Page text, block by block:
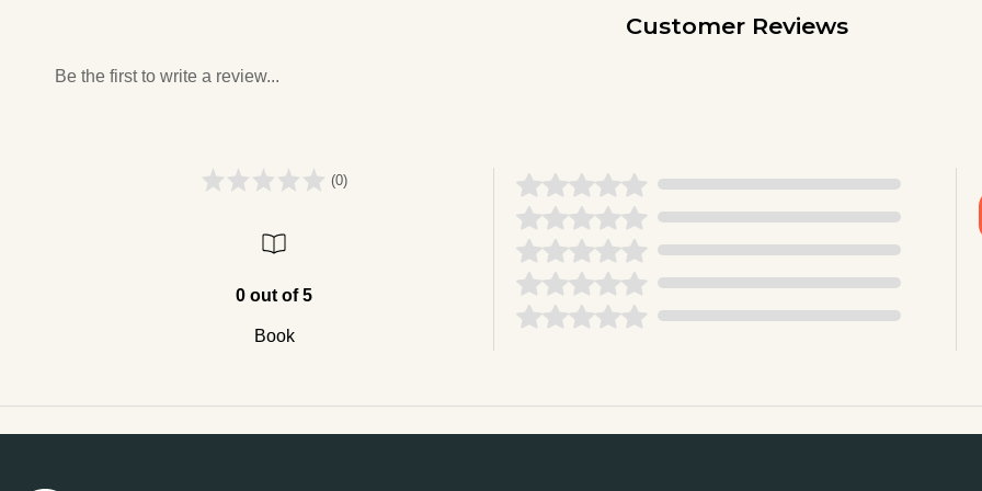
Customer Reviews
Be the first to write a review...
(0)
0 out of 5
Book